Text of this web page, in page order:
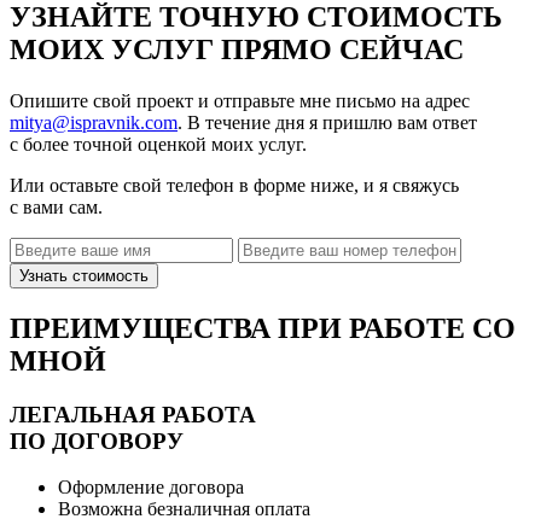
УЗНАЙТЕ ТОЧНУЮ СТОИМОСТЬ
МОИХ УСЛУГ ПРЯМО СЕЙЧАС
Опишите свой проект и отправьте мне письмо на адрес
mitya@ispravnik.com. В течение дня я пришлю вам ответ
с более точной оценкой моих услуг.
Или оставьте свой телефон в форме ниже, и я свяжусь
с вами сам.
ПРЕИМУЩЕСТВА ПРИ РАБОТЕ СО
МНОЙ
ЛЕГАЛЬНАЯ РАБОТА
ПО ДОГОВОРУ
Оформление договора
Возможна безналичная оплата